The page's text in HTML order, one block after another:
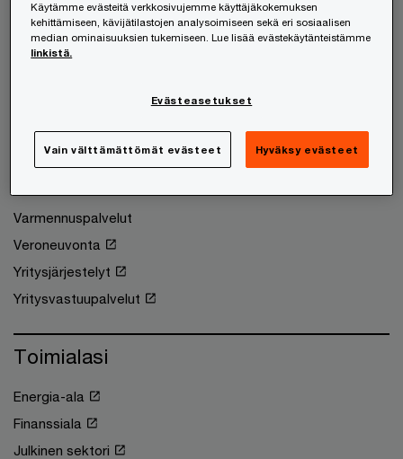
HR- ja työnantajapalvelut
Kansainvälistyminen
Liikkeenjohdon konsultointi
Riskienhallinta
Teknologia ja digitaalisuus
Varmennuspalvelut
Veroneuvonta
Yritysjärjestelyt
Yritysvastuupalvelut
Toimialasi
Energia-ala
Finanssiala
Julkinen sektori
Käytämme evästeitä verkkosivujemme käyttäjäkokemuksen
kehittämiseen, kävijätilastojen analysoimiseen sekä eri sosiaalisen
median ominaisuuksien tukemiseen. Lue lisää evästekäytänteistämme
linkistä.
Evästeasetukset
Vain välttämättömät evästeet Hyväksy evästeet